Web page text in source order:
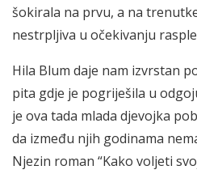
šokirala na prvu, a na
nestrpljiva u očekivanju
Hila Blum daje nam izvrstan
pita gdje je pogriješila u
je ova tada mlada djevojka
da između njih godinama
Njezin roman “Kako voljeti